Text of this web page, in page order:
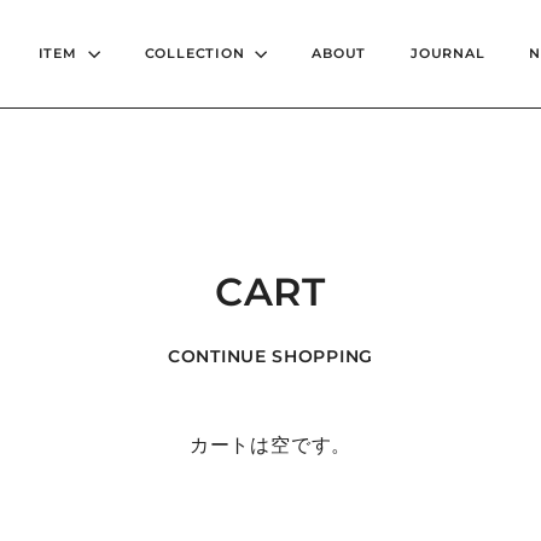
ITEM COLLECTION ABOUT JOURNAL
CART
CONTINUE SHOPPING
カートは空です。